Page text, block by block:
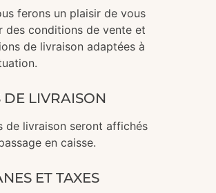
ferons un plaisir de vous
des conditions de vente et
de livraison adaptées à
DE LIVRAISON
de livraison seront affichés
en caisse.
ET TAXES